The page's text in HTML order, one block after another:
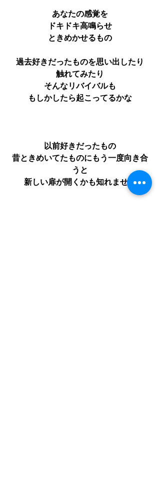
あなたの感覚を
ドキドキ高鳴らせ
ときめかせるもの
過去好きだったものを思い出したり
触れてみたり
そんなリバイバルも
もしかしたら起こってるかな
以前好きだったもの
昔ときめいてたものにもう一度向き合
うと
新しい扉が開くかも知れません